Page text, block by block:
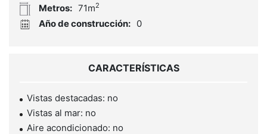
Metros: 71m2
Año de construcción: 0
CARACTERÍSTICAS
Vistas destacadas: no
Vistas al mar: no
Aire acondicionado: no